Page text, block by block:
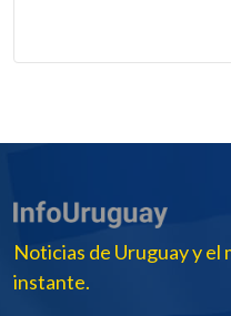
Noticias de Uruguay y el
instante.